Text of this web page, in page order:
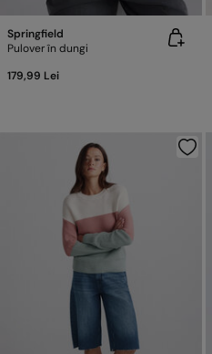
Springfield
Pulover în dungi
179,99 Lei